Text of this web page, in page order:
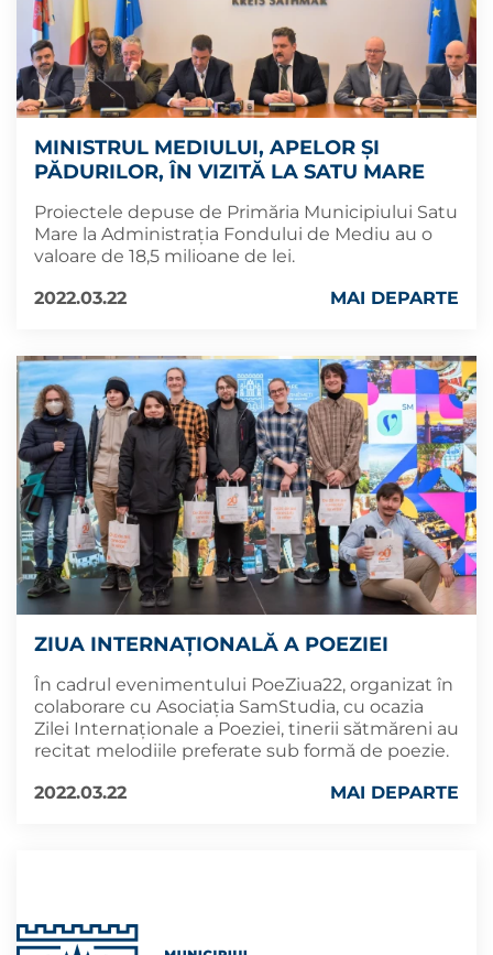
MINISTRUL MEDIULUI, APELOR ȘI
PĂDURILOR, ÎN VIZITĂ LA SATU MARE
Proiectele depuse de Primăria Municipiului Satu
Mare la Administrația Fondului de Mediu au o
valoare de 18,5 milioane de lei.
2022.03.22
MAI DEPARTE
ZIUA INTERNAȚIONALĂ A POEZIEI
În cadrul evenimentului PoeZiua22, organizat în
colaborare cu Asociația SamStudia, cu ocazia
Zilei Internaționale a Poeziei, tinerii sătmăreni au
recitat melodiile preferate sub formă de poezie.
2022.03.22
MAI DEPARTE